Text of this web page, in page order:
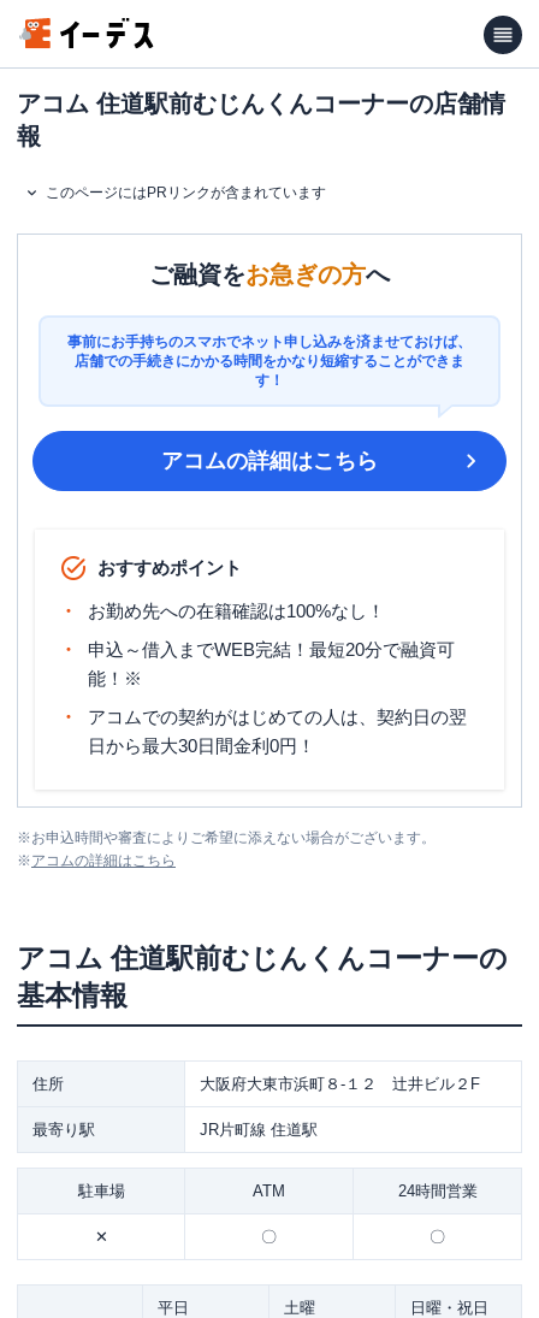
アコム 住道駅前むじんくんコーナーの店舗情
報
このページにはPRリンクが含まれています
ご融資をお急ぎの方へ
事前にお手持ちのスマホでネット申し込みを済ませておけば、
店舗での手続きにかかる時間をかなり短縮することができま
す！
アコムの詳細はこちら
おすすめポイント
お勤め先への在籍確認は100%なし！
申込～借入までWEB完結！最短20分で融資可
能！※
アコムでの契約がはじめての人は、契約日の翌
日から最大30日間金利0円！
※お申込時間や審査によりご希望に添えない場合がございます。
※アコムの詳細はこちら
アコム 住道駅前むじんくんコーナーの
基本情報
住所 大阪府大東市浜町８-１２ 辻井ビル２F
最寄り駅 JR片町線 住道駅
駐車場 ATM 24時間営業
✕ 〇 〇
平日 土曜 日曜・祝日